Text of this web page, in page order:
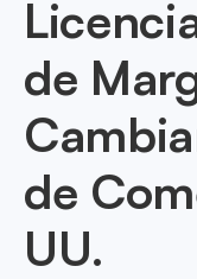
de
de
UU.